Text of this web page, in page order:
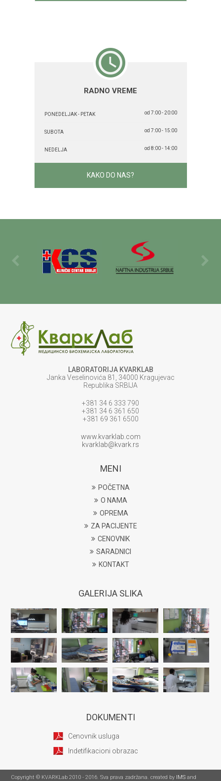
RADNO VREME
PONEDELJAK - PETAK od 7:00 - 20:00
SUBOTA od 7:00 - 15:00
NEDELJA od 8:00 - 14:00
KAKO DO NAS?
LABORATORIJA KVARKLAB
Janka Veselinovića 81, 34000 Kragujevac
Republika SRBIJA
+381 34 6 333 790
+381 34 6 361 650
+381 69 361 6500
www.kvarklab.com
kvarklab@kvark.rs
MENI
POČETNA
O NAMA
OPREMA
ZA PACIJENTE
CENOVNIK
SARADNICI
KONTAKT
GALERIJA SLIKA
DOKUMENTI
Cenovnik usluga
Indetifikacioni obrazac
Copyright © KVARKLab 2010 - 2016. Sva prava zadržana. created by IMS and